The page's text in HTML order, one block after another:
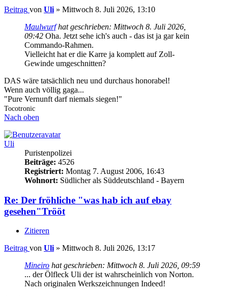
Beitrag von Uli » Mittwoch 8. Juli 2026, 13:10
Maulwurfhat geschrieben: Mittwoch 8. Juli 2026,
09:42 Oha. Jetzt sehe ich's auch - das ist ja gar kein
Commando-Rahmen.
Vielleicht hat er die Karre ja komplett auf Zoll-
Gewinde umgeschnitten?
DAS wäre tatsächlich neu und durchaus honorabel!
Wenn auch völlig gaga...
"Pure Vernunft darf niemals siegen!"
Tocotronic
Nach oben
Uli
Puristenpolizei
Beiträge: 4526
Registriert: Montag 7. August 2006, 16:43
Wohnort: Südlicher als Süddeutschland - Bayern
Re: Der fröhliche "was hab ich auf ebay
gesehen"Trööt
Zitieren
Beitrag von Uli » Mittwoch 8. Juli 2026, 13:17
Mineiro hat geschrieben: Mittwoch 8. Juli 2026, 09:59
... der Ölfleck Uli der ist wahrscheinlich von Norton.
Nach originalen Werkszeichnungen Indeed!